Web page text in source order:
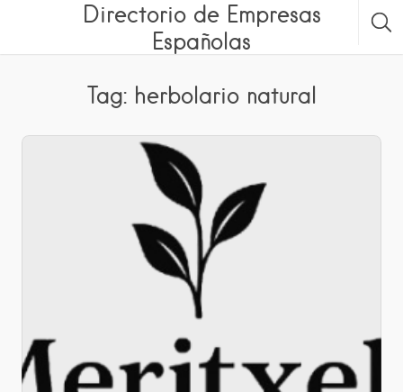
Directorio de Empresas
Españolas
Tag: herbolario natural